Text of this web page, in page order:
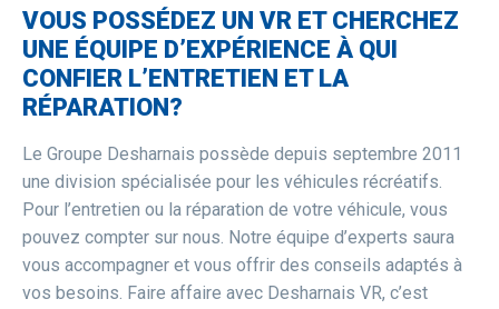
VOUS POSSÉDEZ UN VR ET CHERCHEZ
UNE ÉQUIPE D’EXPÉRIENCE À QUI
CONFIER L’ENTRETIEN ET LA
RÉPARATION?
Le Groupe Desharnais possède depuis septembre 2011
une division spécialisée pour les véhicules récréatifs.
Pour l’entretien ou la réparation de votre véhicule, vous
pouvez compter sur nous. Notre équipe d’experts saura
vous accompagner et vous offrir des conseils adaptés à
vos besoins. Faire affaire avec Desharnais VR, c’est